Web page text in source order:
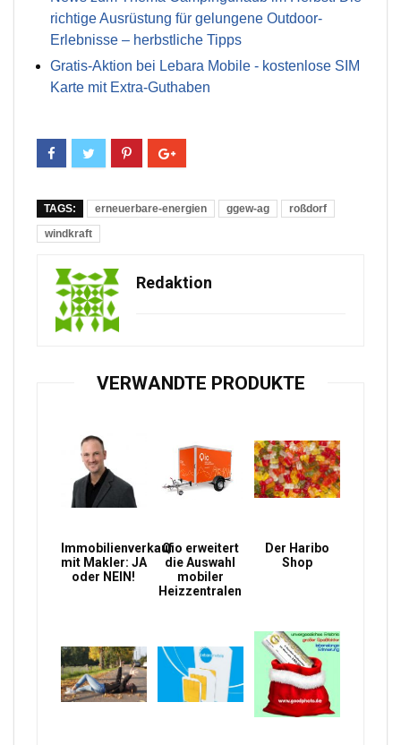
richtige Ausrüstung für gelungene Outdoor-
Erlebnisse – herbstliche Tipps
Gratis-Aktion bei Lebara Mobile - kostenlose SIM
Karte mit Extra-Guthaben
TAGS: erneuerbare-energien ggew-ag
roßdorf
windkraft
Redaktion
VERWANDTE PRODUKTE
Immobilienverkauf
mit Makler: JA
oder NEIN!
Qio erweitert
die Auswahl
mobiler
Heizzentralen
Der Haribo
Shop